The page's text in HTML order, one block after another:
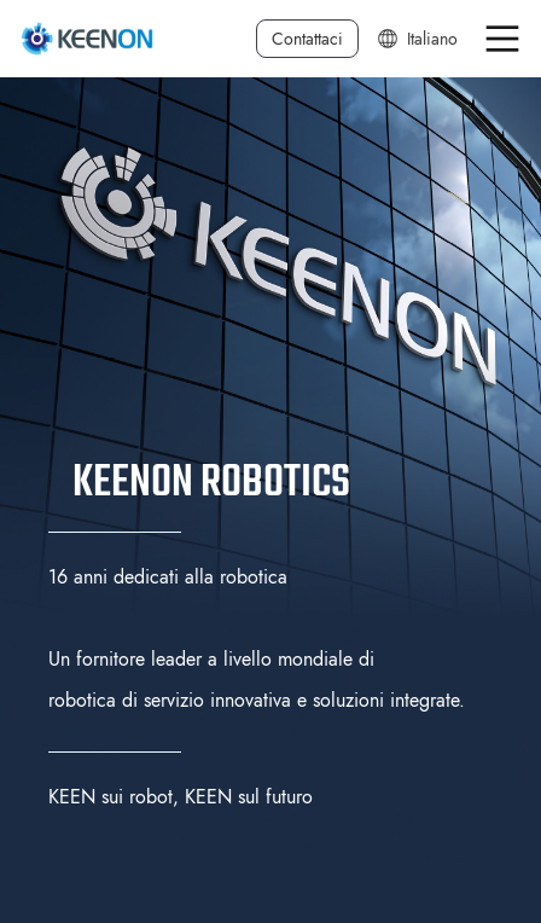
Contattaci Italiano
中文简体
中文繁体
English
日本語
Deutsch
한국어
Français
Español
KEENON ROBOTICS
16 anni dedicati alla robotica
Un fornitore leader a livello mondiale di
robotica di servizio innovativa e soluzioni integrate.
KEEN sui robot, KEEN sul futuro